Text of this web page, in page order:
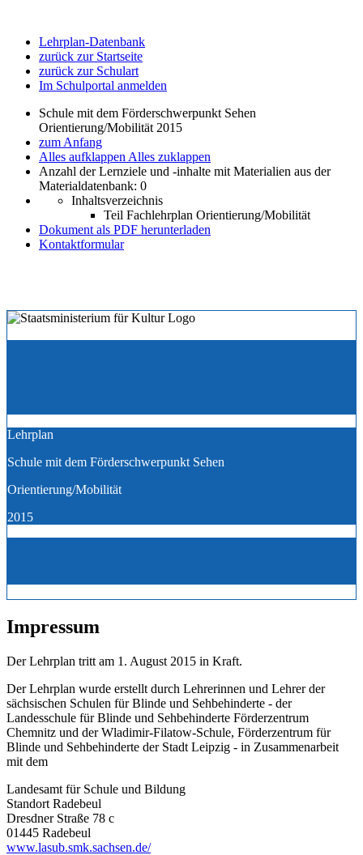
Lehrplan-Datenbank
zurück zur Startseite
zurück zur Schulart
Im Schulportal anmelden
Schule mit dem Förderschwerpunkt Sehen
Orientierung/Mobilität 2015
zum Anfang
Alles aufklappen Alles zuklappen
Anzahl der Lernziele und -inhalte mit Materialien aus der
Materialdatenbank: 0
Inhaltsverzeichnis
Teil Fachlehrplan Orientierung/Mobilität
Dokument als PDF herunterladen
Kontaktformular
Lehrplan
Schule mit dem Förderschwerpunkt Sehen
Orientierung/Mobilität
2015
Impressum
Der Lehrplan tritt am 1. August 2015 in Kraft.
Der Lehrplan wurde erstellt durch Lehrerinnen und Lehrer der
sächsischen Schulen für Blinde und Sehbehinderte - der
Landesschule für Blinde und Sehbehinderte Förderzentrum
Chemnitz und der Wladimir-Filatow-Schule, Förderzentrum für
Blinde und Sehbehinderte der Stadt Leipzig - in Zusammenarbeit
mit dem
Landesamt für Schule und Bildung
Standort Radebeul
Dresdner Straße 78 c
01445 Radebeul
www.lasub.smk.sachsen.de/